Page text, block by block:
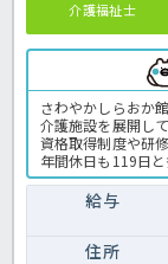
介護福祉士
さわやかしらおか
介護施設を展開し
資格取得制度や研
年間休日も119日
になります☆ 定年
条件面は変わらず
是非ほっ介護まで
務全般です。 ＜
給与
住所